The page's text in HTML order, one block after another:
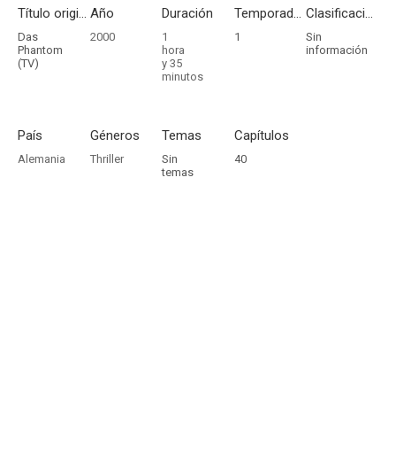
Título original
Das
Phantom
(TV)
Año
2000
Duración
1
hora
y 35
minutos
Temporadas
1
Clasificación por edades
Sin
información
País
Alemania
Géneros
Thriller
Temas
Sin
temas
Capítulos
40